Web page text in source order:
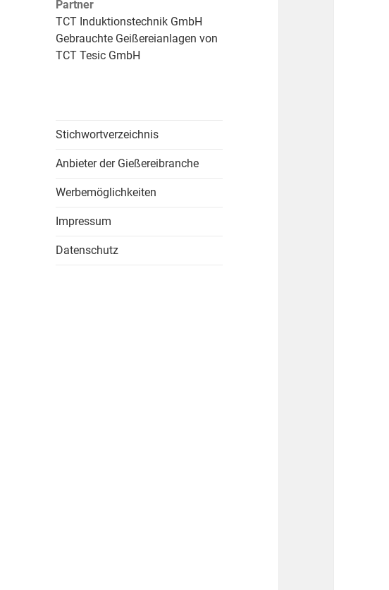
Partner
TCT Induktionstechnik GmbH
Gebrauchte Geißereianlagen von
TCT Tesic GmbH
Stichwortverzeichnis
Anbieter der Gießereibranche
Werbemöglichkeiten
Impressum
Datenschutz